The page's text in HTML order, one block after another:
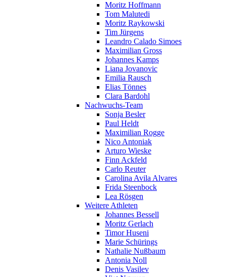
Moritz Hoffmann
Tom Malutedi
Moritz Raykowski
Tim Jürgens
Leandro Calado Simoes
Maximilian Gross
Johannes Kamps
Liana Jovanovic
Emilia Rausch
Elias Tönnes
Clara Bardohl
Nachwuchs-Team
Sonja Besler
Paul Heldt
Maximilian Rogge
Nico Antoniak
Arturo Wieske
Finn Ackfeld
Carlo Reuter
Carolina Avila Alvares
Frida Steenbock
Lea Rösgen
Weitere Athleten
Johannes Bessell
Moritz Gerlach
Timor Huseni
Marie Schürings
Nathalie Nußbaum
Antonia Noll
Denis Vasilev